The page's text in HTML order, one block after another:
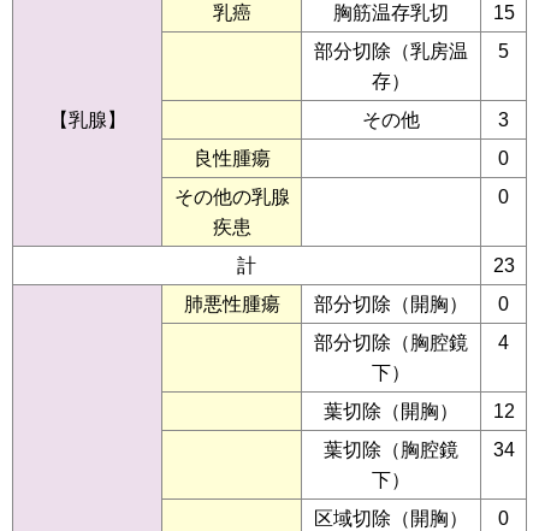
【乳腺】
乳癌 胸筋温存乳切
15
部分切除（乳房温
存）
5
その他
3
良性腫瘍
0
その他の乳腺
疾患
0
計 23
肺悪性腫瘍 部分切除（開胸）
0
部分切除（胸腔鏡
下）
4
葉切除（開胸）
12
葉切除（胸腔鏡
下）
34
区域切除（開胸）
0